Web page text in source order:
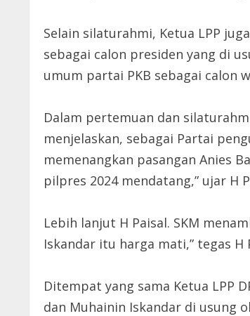
Selain silaturahmi, Ketua LPP
sebagai calon presiden yang di
umum partai PKB sebagai calon
Dalam pertemuan dan
menjelaskan, sebagai Partai
memenangkan pasangan Anies
pilpres 2024 mendatang,” ujar H
Lebih lanjut H Paisal. SKM
Iskandar itu harga mati,” tegas
Ditempat yang sama Ketua LPP
dan Muhainin Iskandar di usung